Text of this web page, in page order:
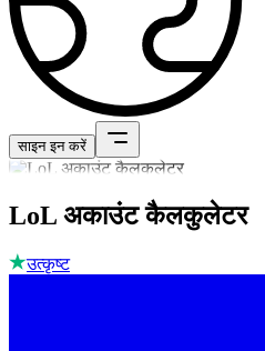
साइन इन करें
LoL अकाउंट कैलकुलेटर
उत्कृष्ट